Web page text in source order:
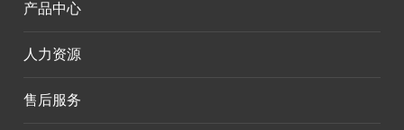
产品中心
人力资源
售后服务